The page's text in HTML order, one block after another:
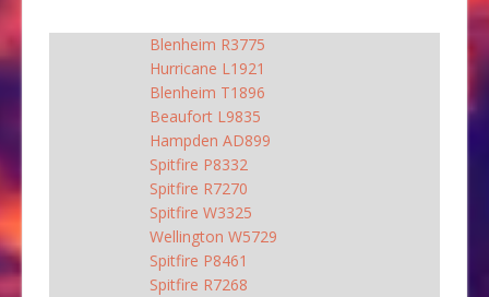
Blenheim R3775
Hurricane L1921
Blenheim T1896
Beaufort L9835
Hampden AD899
Spitfire P8332
Spitfire R7270
Spitfire W3325
Wellington W5729
Spitfire P8461
Spitfire R7268